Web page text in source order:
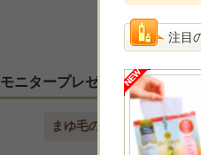
注目
選
モニタープレゼント内容
まゆ毛のコンシーラー！